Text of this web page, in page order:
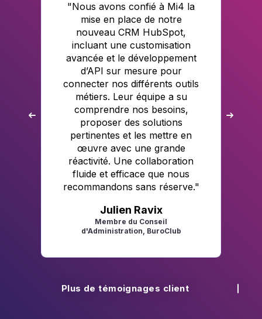
"Nous avons confié à Mi4 la
mise en place de notre
nouveau CRM HubSpot,
incluant une customisation
avancée et le développement
d’API sur mesure pour
connecter nos différents outils
métiers. Leur équipe a su
comprendre nos besoins,
proposer des solutions
pertinentes et les mettre en
œuvre avec une grande
réactivité. Une collaboration
fluide et efficace que nous
recommandons sans réserve."
Julien Ravix
Membre du Conseil
d'Administration, BuroClub
Plus de témoignages client